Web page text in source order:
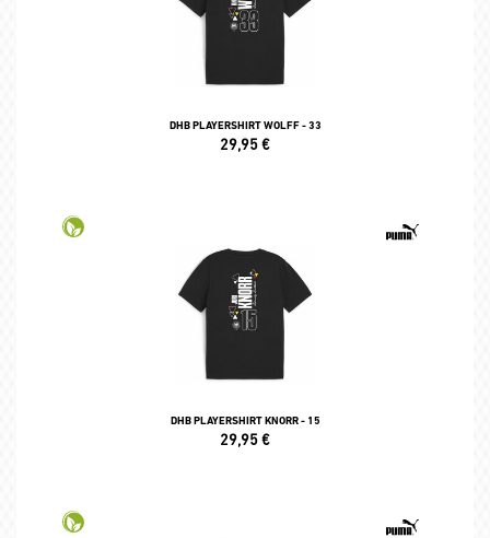
DHB PLAYERSHIRT WOLFF - 33
29,95€
DHB PLAYERSHIRT KNORR - 15
29,95€